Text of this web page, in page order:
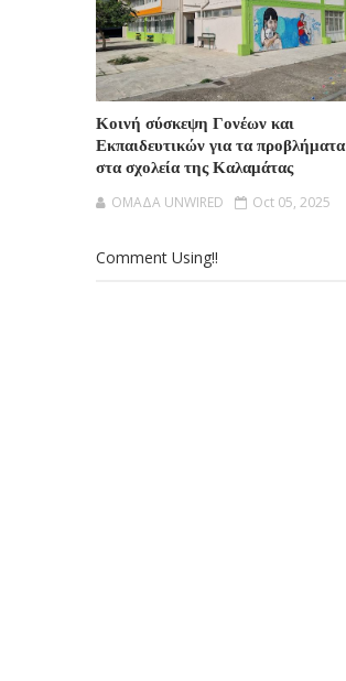
Κοινή σύσκεψη Γονέων και
Εκπαιδευτικών για τα προβλήματα
στα σχολεία της Καλαμάτας
OMAΔΑ UNWIRED Oct 05, 2025
Comment Using!!